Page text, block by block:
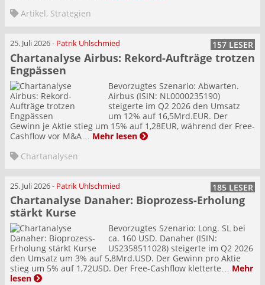
Artikel, Strategien
25. Juli 2026- Patrik Uhlschmied 157 LESER
Chartanalyse Airbus: Rekord-Aufträge trotzen
Engpässen
Bevorzugtes Szenario: Abwarten.
Airbus (ISIN: NL0000235190)
steigerte im Q2 2026 den Umsatz
um 12% auf 16,5Mrd.EUR. Der
Gewinn je Aktie stieg um 15% auf 1,28EUR, während der Free-
Cashflow vor M&A… Mehr lesen
Chartanalysen
25. Juli 2026- Patrik Uhlschmied 185 LESER
Chartanalyse Danaher: Bioprozess-Erholung
stärkt Kurse
Bevorzugtes Szenario: Long. SL bei
ca. 160 USD. Danaher (ISIN:
US2358511028) steigerte im Q2 2026
den Umsatz um 3% auf 5,8Mrd.USD. Der Gewinn pro Aktie
stieg um 5% auf 1,72USD. Der Free-Cashflow kletterte… Mehr
lesen